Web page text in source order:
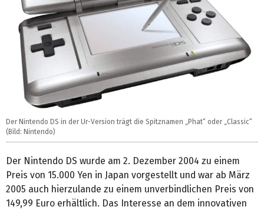
Der Nintendo DS in der Ur-Version trägt die Spitznamen „Phat“ oder „Classic“
(Bild: Nintendo)
Der Nintendo DS wurde am 2. Dezember 2004 zu einem
Preis von 15.000 Yen in Japan vorgestellt und war ab März
2005 auch hierzulande zu einem unverbindlichen Preis von
149,99 Euro erhältlich. Das Interesse an dem innovativen